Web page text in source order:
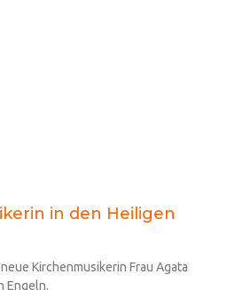
in den Heiligen
Kirchenmusikerin Frau Agata
Engeln.